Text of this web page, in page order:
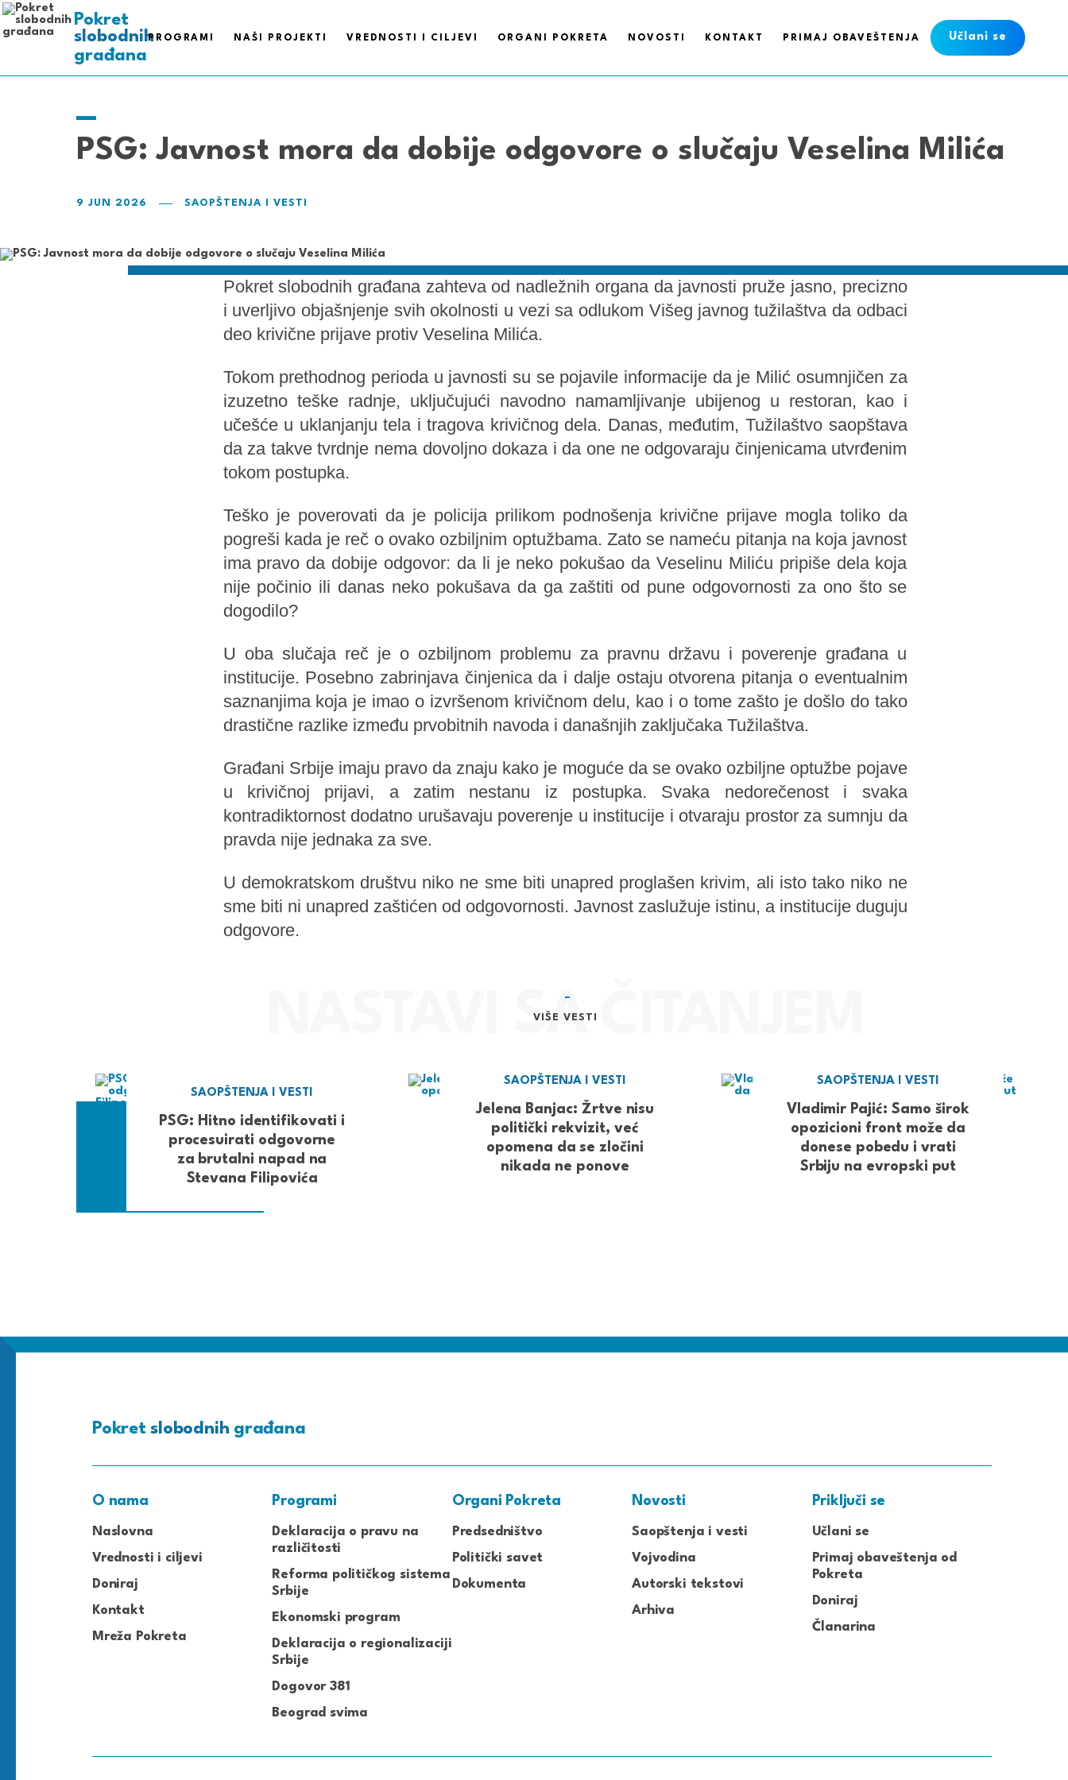
Pokret
pametnih
slobodnih
građana
PROGRAMI NAŠI PROJEKTI VREDNOSTI I CILJEVI ORGANI POKRETA NOVOSTI KONTAKT PRIMAJ OBAVEŠTENJA Učlani se
PSG: Javnost mora da dobije odgovore o slučaju Veselina Milića
9 JUN 2026 SAOPŠTENJA I VESTI
Pokret slobodnih građana zahteva od nadležnih organa da javnosti pruže jasno, precizno
i uverljivo objašnjenje svih okolnosti u vezi sa odlukom Višeg javnog tužilaštva da odbaci
deo krivične prijave protiv Veselina Milića.
Tokom prethodnog perioda u javnosti su se pojavile informacije da je Milić osumnjičen za
izuzetno teške radnje, uključujući navodno namamljivanje ubijenog u restoran, kao i
učešće u uklanjanju tela i tragova krivičnog dela. Danas, međutim, Tužilaštvo saopštava
da za takve tvrdnje nema dovoljno dokaza i da one ne odgovaraju činjenicama utvrđenim
tokom postupka.
Teško je poverovati da je policija prilikom podnošenja krivične prijave mogla toliko da
pogreši kada je reč o ovako ozbiljnim optužbama. Zato se nameću pitanja na koja javnost
ima pravo da dobije odgovor: da li je neko pokušao da Veselinu Miliću pripiše dela koja
nije počinio ili danas neko pokušava da ga zaštiti od pune odgovornosti za ono što se
dogodilo?
U oba slučaja reč je o ozbiljnom problemu za pravnu državu i poverenje građana u
institucije. Posebno zabrinjava činjenica da i dalje ostaju otvorena pitanja o eventualnim
saznanjima koja je imao o izvršenom krivičnom delu, kao i o tome zašto je došlo do tako
drastične razlike između prvobitnih navoda i današnjih zaključaka Tužilaštva.
Građani Srbije imaju pravo da znaju kako je moguće da se ovako ozbiljne optužbe pojave
u krivičnoj prijavi, a zatim nestanu iz postupka. Svaka nedorečenost i svaka
kontradiktornost dodatno urušavaju poverenje u institucije i otvaraju prostor za sumnju da
pravda nije jednaka za sve.
U demokratskom društvu niko ne sme biti unapred proglašen krivim, ali isto tako niko ne
sme biti ni unapred zaštićen od odgovornosti. Javnost zaslužuje istinu, a institucije duguju
odgovore.
VIŠE VESTI
SAOPŠTENJA I VESTI
PSG: Hitno identifikovati i
procesuirati odgovorne
za brutalni napad na
Stevana Filipovića
SAOPŠTENJA I VESTI
Jelena Banjac: Žrtve nisu
politički rekvizit, već
opomena da se zločini
nikada ne ponove
SAOPŠTENJA I VESTI
Vladimir Pajić: Samo širok
opozicioni front može da
donese pobedu i vrati
Srbiju na evropski put
Pokretslobodnih građana
O nama
Naslovna
Vrednosti i ciljevi
Doniraj
Kontakt
Mreža Pokreta
Programi
Deklaracija o pravu na
različitosti
Reforma političkog sistema
Srbije
Ekonomski program
Deklaracija o regionalizaciji
Srbije
Dogovor 381
Beograd svima
Organi Pokreta
Predsedništvo
Politički savet
Dokumenta
Novosti
Saopštenja i vesti
Vojvodina
Autorski tekstovi
Arhiva
Priključi se
Učlani se
Primaj obaveštenja od
Pokreta
Doniraj
Članarina